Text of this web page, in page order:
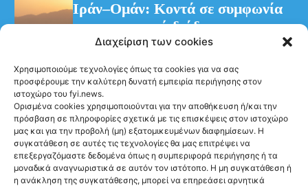
Διαχείριση των cookies
Χρησιμοποιούμε τεχνολογίες όπως τα cookies για να σας
προσφέρουμε την καλύτερη δυνατή εμπειρία περιήγησης στον
ιστοχώρο του fyi.news.
Ορισμένα cookies χρησιμοποιούνται για την αποθήκευση ή/και την
πρόσβαση σε πληροφορίες σχετικά με τις επισκέψεις στον ιστοχώρο
μας και για την προβολή (μη) εξατομικευμένων διαφημίσεων. Η
συγκατάθεση σε αυτές τις τεχνολογίες θα μας επιτρέψει να
επεξεργαζόμαστε δεδομένα όπως η συμπεριφορά περιήγησης ή τα
μοναδικά αναγνωριστικά σε αυτόν τον ιστότοπο. Η μη συγκατάθεση ή
η ανάκληση της συγκατάθεσης, μπορεί να επηρεάσει αρνητικά
Ιράν–Ομάν: Κοντά σε συμφωνία
για προσωρινό διάδρομο στα
Στενά του Ορμούζ
Ακολούθησέ μας